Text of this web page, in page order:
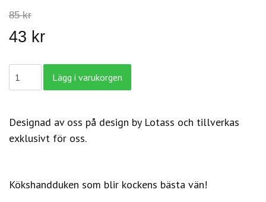
85 kr
43 kr
Designad av oss på design by Lotass och tillverkas
exklusivt för oss.
Kökshandduken som blir kockens bästa vän!